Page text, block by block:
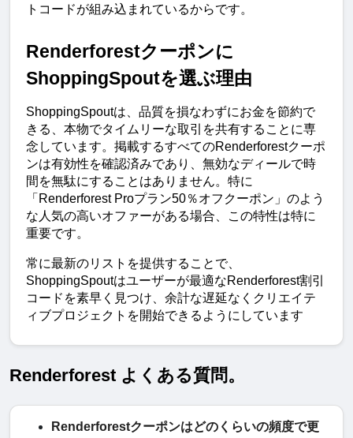
トコードが組み込まれているからです。
Renderforestクーポンに
ShoppingSpoutを選ぶ理由
ShoppingSpoutは、品質を損なわずにお金を節約で
きる、本物でタイムリーな取引を共有することに専
念しています。掲載するすべてのRenderforestクーポ
ンは有効性を確認済みであり、無効なディールで時
間を無駄にすることはありません。特に
「Renderforest Proプラン50％オフクーポン」のよう
な人気の高いオファーがある場合、この特性は特に
重要です。
常に最新のリストを提供することで、
ShoppingSpoutはユーザーが最適なRenderforest割引
コードを素早く見つけ、余計な遅延なくクリエイテ
ィブプロジェクトを開始できるようにしています
Renderforest よくある質問。
Renderforestクーポンはどのくらいの頻度で更